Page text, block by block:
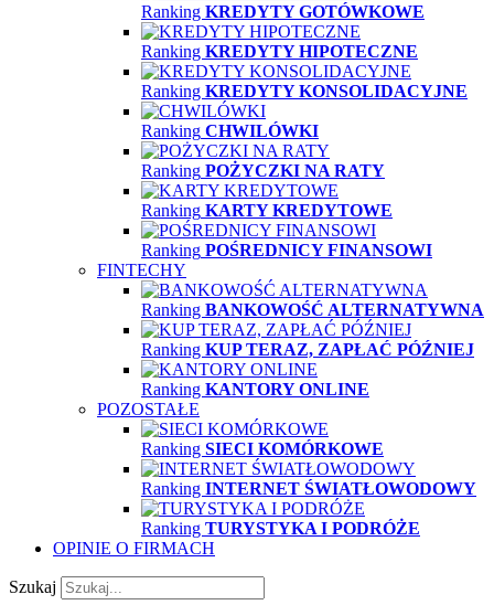
Ranking KREDYTY GOTÓWKOWE
Ranking KREDYTY HIPOTECZNE
Ranking KREDYTY KONSOLIDACYJNE
Ranking CHWILÓWKI
Ranking POŻYCZKI NA RATY
Ranking KARTY KREDYTOWE
Ranking POŚREDNICY FINANSOWI
FINTECHY
Ranking BANKOWOŚĆ ALTERNATYWNA
Ranking KUP TERAZ, ZAPŁAĆ PÓŹNIEJ
Ranking KANTORY ONLINE
POZOSTAŁE
Ranking SIECI KOMÓRKOWE
Ranking INTERNET ŚWIATŁOWODOWY
Ranking TURYSTYKA I PODRÓŻE
OPINIE O FIRMACH
Szukaj